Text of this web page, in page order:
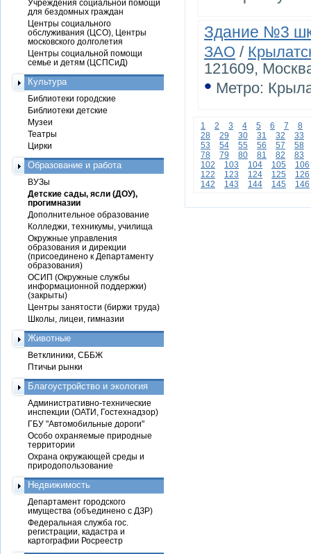
Здание №3
ЗАО /
121609,
• Метро:
1 2 3 4 5 6 7
8
28
29 30 31 32
33
53
54 55 56 57
58
78
79 80 81 82
83
102
103 104 105
106
122
123 124 125
126
142
143 144 145 146
Учреждения социальной помощи
для бездомных граждан
Центры социального
обслуживания (ЦСО), Центры
московского долголетия
Центры социальной помощи
семье и детям (ЦСПСиД)
Культура
Библиотеки городские
Библиотеки детские
Музеи
Театры
Цирки
Образование и работа
ВУЗы
Детские сады, ясли (ДОУ),
прогимназии
Дополнительное образование
Колледжи, техникумы, училища
Окружные управления
образования и дирекции
(присоединено к Департаменту
образования)
ОСИП (Окружные службы
информационной поддержки)
(закрыты)
Центры занятости (биржи труда)
Школы, лицеи, гимназии
Животные
Ветклиники, СББЖ
Птичьи рынки
Благоустройство и экология
Административно-технические
инспекции (ОАТИ, Гостехнадзор)
ГБУ "Автомобильные дороги"
Особо охраняемые природные
территории
Охрана окружающей среды и
природопользование
Недвижимость
Департамент городского
имущества (объединено с ДЗР)
Федеральная служба гос.
регистрации, кадастра и
картографии Росреестр